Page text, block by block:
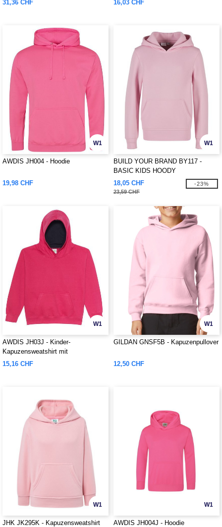
31,36 CHF 16,03 CHF
W1
AWDIS JH004 - Hoodie
19,98 CHF
W1
BUILD YOUR BRAND BY117 -
BASIC KIDS HOODY
18,05 CHF
23,59 CHF
-23%
W1
AWDIS JH03J - Kinder-
Kapuzensweatshirt mit
Farbkontrasten
15,16 CHF
W1
GILDAN GNSF5B - Kapuzenpullover
12,50 CHF
W1
JHK JK295K - Kapuzensweatshirt
W1
AWDIS JH004J - Hoodie